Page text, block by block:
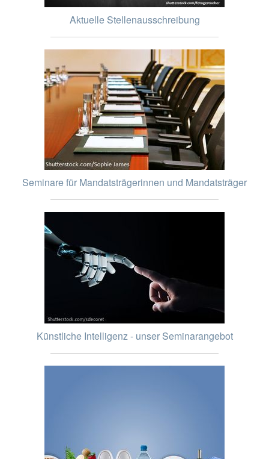
Aktuelle Stellenausschreibung
Seminare für Mandatsträgerinnen und Mandatsträger
Künstliche Intelligenz - unser Seminarangebot